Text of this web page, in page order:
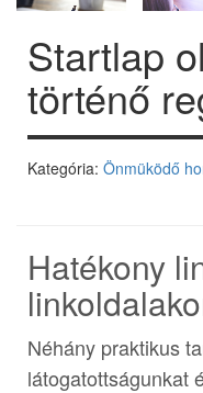
Startlap
történő
Kategória: Önmüködő
Hatékony
Néhány praktikus
látogatottságunkat